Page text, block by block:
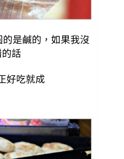
是鹹的，如果我沒
話
好吃就成